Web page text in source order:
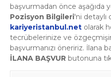
başvurmadan önce aşağıda
Pozisyon Bilgileri'ni detaylı
kariyeristanbul.net olarak
tecrübelerinize ve
başvurmanızı öneririz. İlana
İLANA BAŞVUR butonuna